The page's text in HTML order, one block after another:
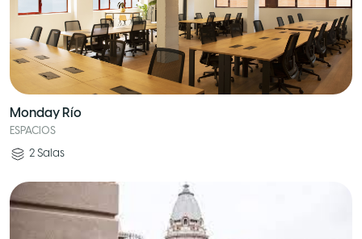
Monday Río
ESPACIOS
2 Salas